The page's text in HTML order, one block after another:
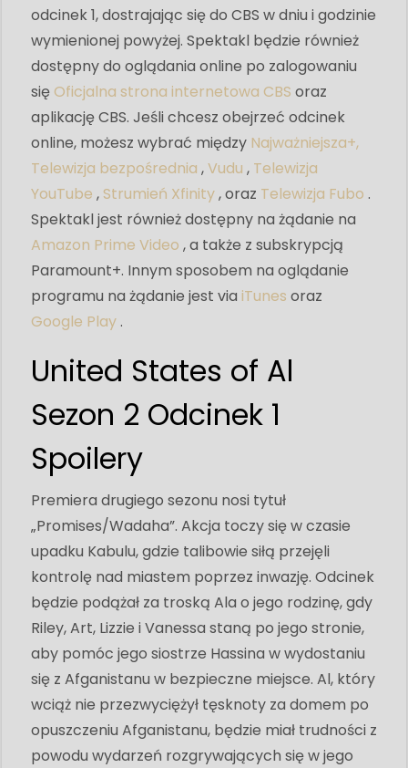
odcinek 1, dostrajając się do CBS w dniu i godzinie
wymienionej powyżej. Spektakl będzie również
dostępny do oglądania online po zalogowaniu
się Oficjalna strona internetowa CBS oraz
aplikację CBS. Jeśli chcesz obejrzeć odcinek
online, możesz wybrać między Najważniejsza+,
Telewizja bezpośrednia ,Vudu , Telewizja
YouTube , Strumień Xfinity, oraz Telewizja Fubo .
Spektakl jest również dostępny na żądanie na
Amazon Prime Video , a także z subskrypcją
Paramount+. Innym sposobem na oglądanie
programu na żądanie jest via iTunes oraz
Google Play.
United States of Al
Sezon 2 Odcinek 1
Spoilery
Premiera drugiego sezonu nosi tytuł
„Promises/Wadaha”. Akcja toczy się w czasie
upadku Kabulu, gdzie talibowie siłą przejęli
kontrolę nad miastem poprzez inwazję. Odcinek
będzie podążał za troską Ala o jego rodzinę, gdy
Riley, Art, Lizzie i Vanessa staną po jego stronie,
aby pomóc jego siostrze Hassina w wydostaniu
się z Afganistanu w bezpieczne miejsce. Al, który
wciąż nie przezwyciężył tęsknoty za domem po
opuszczeniu Afganistanu, będzie miał trudności z
powodu wydarzeń rozgrywających się w jego